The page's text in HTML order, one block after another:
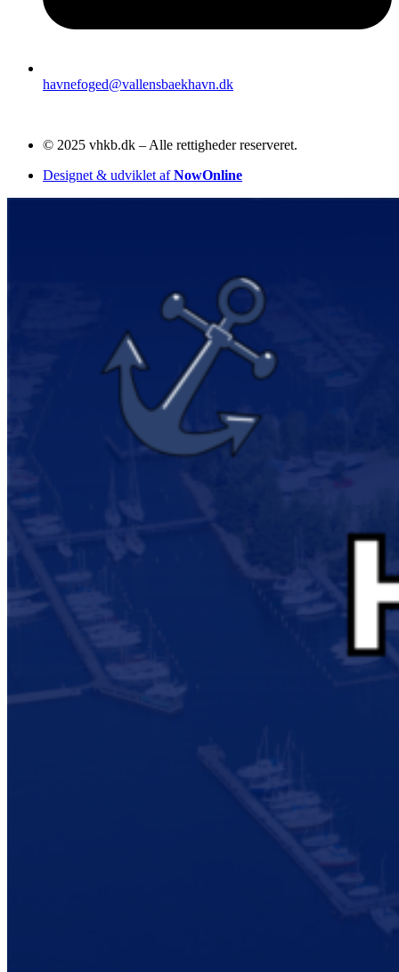
havnefoged@vallensbaekhavn.dk
© 2025 vhkb.dk – Alle rettigheder reserveret.
Designet & udviklet afNowOnline